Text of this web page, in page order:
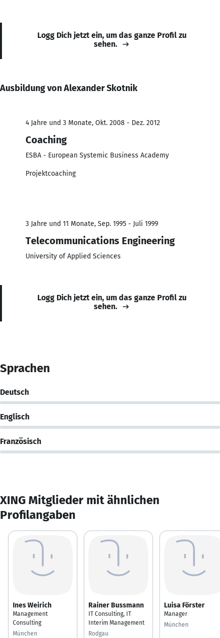
Logg Dich jetzt ein, um das ganze Profil zu
sehen.
Ausbildung von Alexander Skotnik
4 Jahre und 3 Monate, Okt. 2008 - Dez. 2012
Coaching
ESBA - European Systemic Business Academy
Projektcoaching
3 Jahre und 11 Monate, Sep. 1995 - Juli 1999
Telecommunications Engineering
University of Applied Sciences
Logg Dich jetzt ein, um das ganze Profil zu
sehen.
Sprachen
Deutsch
Englisch
Französisch
XING Mitglieder mit ähnlichen
Profilangaben
Ines Weirich
Management
Consulting
München
Rainer Bussmann
IT Consulting, IT
Interim Management
Rodgau
Luisa Förster
Manager
München